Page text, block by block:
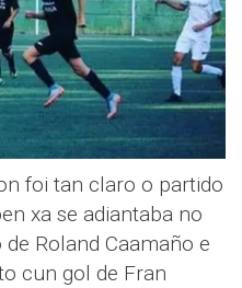
foi tan claro o partido
xa se adiantaba no
Roland Caamaño e
cun gol de Fran